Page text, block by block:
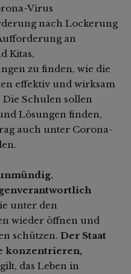
Virus
nach Lockerung
an
Kitas,
zu finden, wie die
effektiv und wirksam
Schulen sollen
Lösungen finden,
auch unter Corona-
unter den
wieder öffnen und
schützen. Der Staat
konzentrieren,
das Leben in